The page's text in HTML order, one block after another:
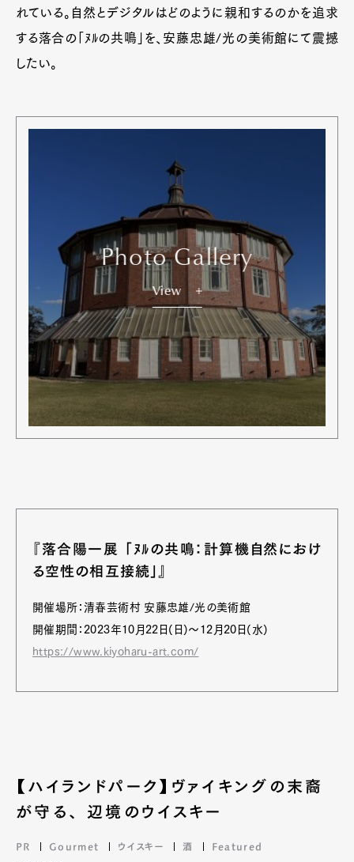
れている。自然とデジタルはどのように親和するのかを追求
する落合の「ﾇﾙの共鳴」を、安藤忠雄/光の美術館にて震撼
したい。
Photo Gallery
View
『落合陽一展 「ﾇﾙの共鳴：計算機自然におけ
る空性の相互接続」』
開催場所：清春芸術村 安藤忠雄/光の美術館
開催期間：2023年10月22日(日)～12月20日(水)
https://www.kiyoharu-art.com/
【ハイランドパーク】ヴァイキングの末裔
が守る、 辺境のウイスキー
PR Gourmet ウイスキー 酒 Featured